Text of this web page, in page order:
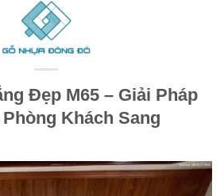
Đẹp M65 – Giải Pháp
Khách Sang